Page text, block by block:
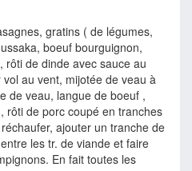
gratins ( de légumes,
boeuf bourguignon,
rôti de dinde avec sauce au
au vent, mijotée de veau à
de veau, langue de boeuf ,
rôti de porc coupé en tranches
ajouter un tranche de
les tr. de viande et faire
En fait toutes les